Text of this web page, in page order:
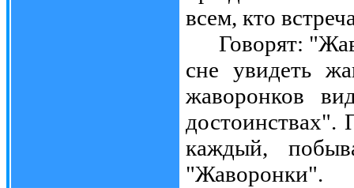
всем, кто
Говорят:
сне увидеть
жаворонков
достоинствах".
каждый,
"Жаворонки".